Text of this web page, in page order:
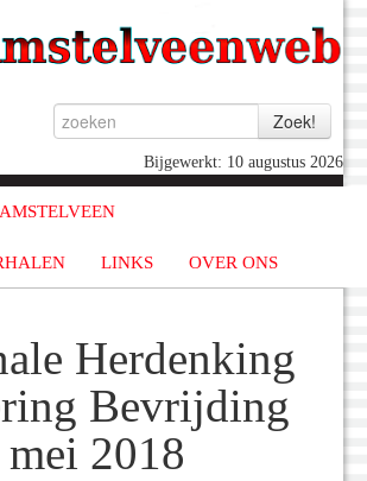
Bijgewerkt: 10 augustus 2026
AMSTELVEEN
LINKS OVER ONS
Herdenking
Bevrijding
2018